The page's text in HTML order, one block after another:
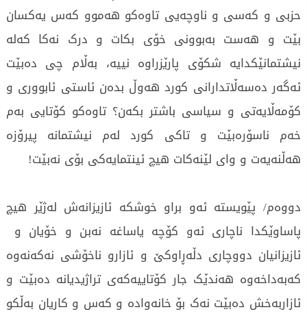
حزبی و کەسی و ناوچەیی تاوەکو هەموو کەس یەکسان
بێت و هەست بەبوونی خۆی بکات و درک نەکا کەلە
نیشتمانێکدایە شکۆی پارێزراوە نییە، بەڵام چی دەبێت
ئەگەر دەسەڵاتدارانی کورد هەوڵ بدەن ئاستی ئابووری و
کۆمەڵایەتی و سیاسی باشتر بکەن؟ تاوەکو کۆتایی بەم
خەم ناسۆرەبێت و تاکی کورد لەم نیشتمانە پیرۆزە
هەڵنەیەت و وای لێنەکات هیچ ئینتمایەکی بۆی نەبێت!
دووەم/ پێویستە ئەو براو خوشکە ئازیزانەش لەژێر هیچ
پاساوێکدا ناچاری ئەو کۆچە یاساغە نەبن و خۆیان و
ئازیزانیان دووچاری دڵەڕاوکێ و ئازارو ناخۆشی نەکەنەوە
کەبەداخەوە هەندێک جار کۆتاییەکەی تراژیدیانە دەبێت و
ئازاربەخش دەبێت نەک بۆ خانەوادە و کەس و کاریان بەڵکو